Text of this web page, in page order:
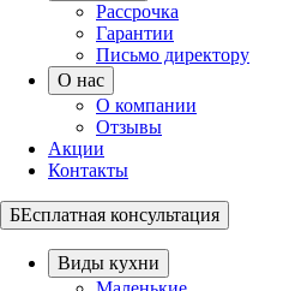
Рассрочка
Гарантии
Письмо директору
О нас
О компании
Отзывы
Акции
Контакты
БЕсплатная консультация
Виды кухни